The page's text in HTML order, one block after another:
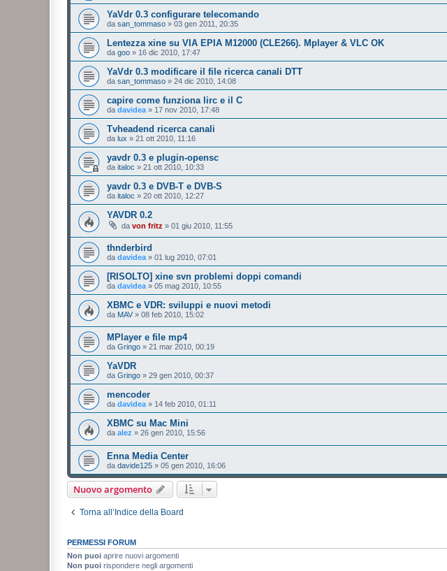
YaVdr 0.3 configurare telecomando
da san_tommaso » 03 gen 2011, 20:35
Lentezza xine su VIA EPIA M12000 (CLE266). Mplayer & VLC OK
da goo » 16 dic 2010, 17:47
YaVdr 0.3 modificare il file ricerca canali DTT
da san_tommaso » 24 dic 2010, 14:08
capire come funziona lirc e il C
da davidea » 17 nov 2010, 17:48
Tvheadend ricerca canali
da lux » 21 ott 2010, 11:16
yavdr 0.3 e plugin-opensc
da italoc » 21 ott 2010, 10:33
yavdr 0.3 e DVB-T e DVB-S
da italoc » 20 ott 2010, 12:27
YAVDR 0.2
da von fritz » 01 giu 2010, 11:55
thnderbird
da davidea » 01 lug 2010, 07:01
[RISOLTO] xine svn problemi doppi comandi
da davidea » 05 mag 2010, 10:55
XBMC e VDR: sviluppi e nuovi metodi
da MAV » 08 feb 2010, 15:02
MPlayer e file mp4
da Gringo » 21 mar 2010, 00:19
YaVDR
da Gringo » 29 gen 2010, 00:37
mencoder
da davidea » 14 feb 2010, 01:11
XBMC su Mac Mini
da alez » 26 gen 2010, 15:56
Enna Media Center
da davide125 » 05 gen 2010, 16:06
Nuovo argomento
Torna all’Indice della Board
PERMESSI FORUM
Non puoi aprire nuovi argomenti
Non puoi rispondere negli argomenti